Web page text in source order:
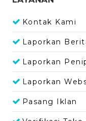
Kontak Kami
Laporkan
Laporkan
Laporkan
Pasang Iklan